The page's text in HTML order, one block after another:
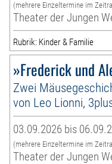
(mehrere Einzeltermine im
Theater der Jungen
Rubrik: Kinder & Familie
»Frederick und
Zwei
von Leo Lionni,
03.09.2026 bis
(mehrere Einzeltermine im
Theater der Jungen